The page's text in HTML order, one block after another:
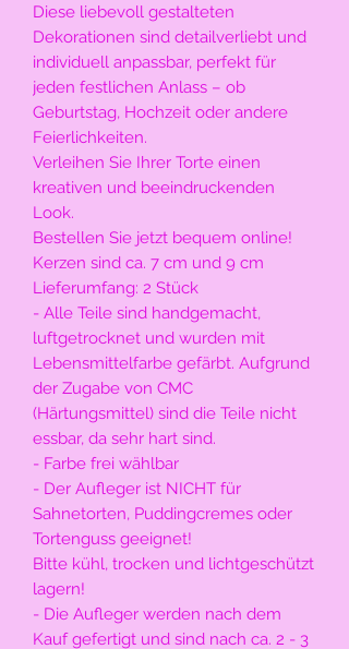
Diese liebevoll gestalteten
Dekorationen sind detailverliebt und
individuell anpassbar, perfekt für
jeden festlichen Anlass – ob
Geburtstag, Hochzeit oder andere
Feierlichkeiten.
Verleihen Sie Ihrer Torte einen
kreativen und beeindruckenden
Look.
Bestellen Sie jetzt bequem online!
Kerzen sind ca. 7 cm und 9 cm
Lieferumfang: 2 Stück
- Alle Teile sind handgemacht,
luftgetrocknet und wurden mit
Lebensmittelfarbe gefärbt. Aufgrund
der Zugabe von CMC
(Härtungsmittel) sind die Teile nicht
essbar, da sehr hart sind.
- Farbe frei wählbar
- Der Aufleger ist NICHT für
Sahnetorten, Puddingcremes oder
Tortenguss geeignet!
Bitte kühl, trocken und lichtgeschützt
lagern!
- Die Aufleger werden nach dem
Kauf gefertigt und sind nach ca. 2 - 3